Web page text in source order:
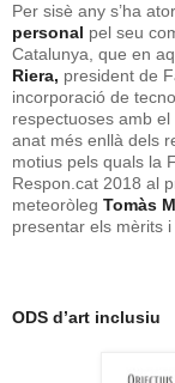
Per sisè any s’ha
personal pel seu
Catalunya, que en
Riera, president de
incorporació de
respectuoses amb
anat més enllà dels
motius pels quals la
Respon.cat 2018 al
meteoròleg Tomàs
presentar els mèrits
ODS d’art inclusiu